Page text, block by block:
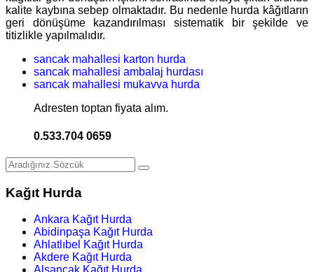
kalite kaybına sebep olmaktadır. Bu nedenle hurda kâğıtların
geri dönüşüme kazandırılması sistematik bir şekilde ve
titizlikle yapılmalıdır.
sancak mahallesi karton hurda
sancak mahallesi ambalaj hurdası
sancak mahallesi mukavva hurda
Adresten toptan fiyata alım.
0.533.704 0659
Kağıt Hurda
Ankara Kağıt Hurda
Abidinpaşa Kağıt Hurda
Ahlatlıbel Kağıt Hurda
Akdere Kağıt Hurda